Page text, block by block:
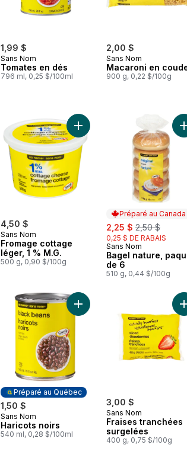
1,99 $
Sans Nom
Tomates en dés
796 ml, 0,25 $/100ml
2,00 $
Sans Nom
Macaroni en
900 g, 0,22 $/100g
4,50 $
Sans Nom
Fromage cottage
léger, 1 % M.G.
500 g, 0,90 $/100g
Ajouter Fromage cottage
Préparé au Canada
sale:
2,25 $ , formerly:
2,50 $
0,25 $ DE RABAIS
Préparé au Canada
Sans Nom
Bagel nature,
de 6
510 g, 0,44 $/100g
Préparé au Québec
1,50 $
Préparé au Québec
Sans Nom
Haricots noirs
540 ml, 0,28 $/100ml
Ajouter Haricots noirs au
3,00 $
Sans Nom
Fraises tranchées
surgelées
400 g, 0,75 $/100g